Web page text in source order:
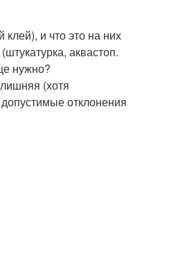
и что это на них
аквастоп.
нужно?
(хотя
отклонения